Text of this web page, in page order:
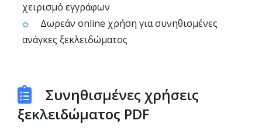
χειρισμό εγγράφων
Δωρεάν online χρήση για συνηθισμένες
ανάγκες ξεκλειδώματος
Συνηθισμένες χρήσεις
ξεκλειδώματος PDF